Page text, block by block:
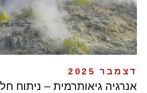
דצמבר 2025
אנרגיה גיאותרמית – ניתוח